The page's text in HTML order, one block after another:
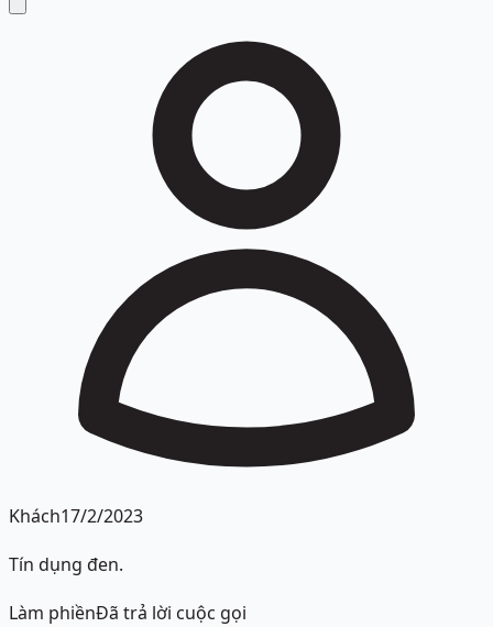
Khách17/2/2023
Tín dụng đen.
Làm phiềnĐã trả lời cuộc gọi